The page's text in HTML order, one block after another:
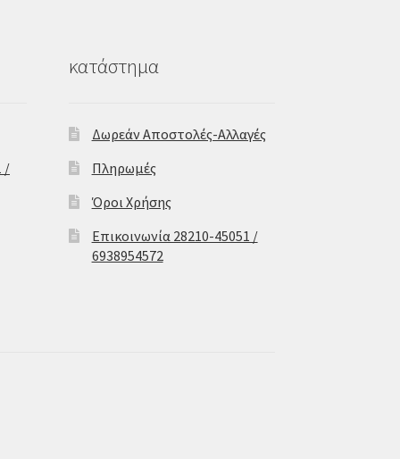
/
κατάστημα
Δωρεάν Αποστολές-Αλλαγές
Πληρωμές
Όροι Χρήσης
Επικοινωνία 28210-45051 /
6938954572